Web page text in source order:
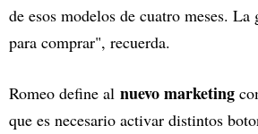
de esos modelos de cuatro meses. La
para comprar", recuerda.
Romeo define al nuevo marketing
que es necesario activar distintos